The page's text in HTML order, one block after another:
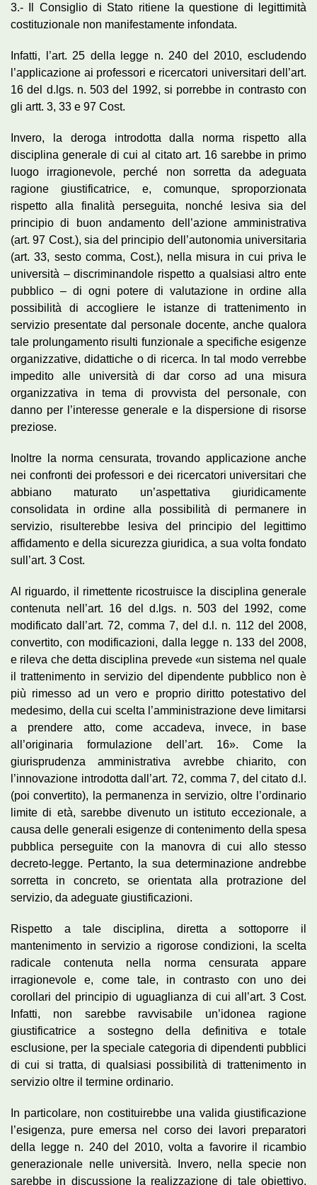
3.- Il Consiglio di Stato ritiene la questione di legittimità
costituzionale non manifestamente infondata.
Infatti, l’art. 25 della legge n. 240 del 2010, escludendo
l’applicazione ai professori e ricercatori universitari dell’art.
16 del d.lgs. n. 503 del 1992, si porrebbe in contrasto con
gli artt. 3, 33 e 97 Cost.
Invero, la deroga introdotta dalla norma rispetto alla
disciplina generale di cui al citato art. 16 sarebbe in primo
luogo irragionevole, perché non sorretta da adeguata
ragione giustificatrice, e, comunque, sproporzionata
rispetto alla finalità perseguita, nonché lesiva sia del
principio di buon andamento dell’azione amministrativa
(art. 97 Cost.), sia del principio dell’autonomia universitaria
(art. 33, sesto comma, Cost.), nella misura in cui priva le
università – discriminandole rispetto a qualsiasi altro ente
pubblico – di ogni potere di valutazione in ordine alla
possibilità di accogliere le istanze di trattenimento in
servizio presentate dal personale docente, anche qualora
tale prolungamento risulti funzionale a specifiche esigenze
organizzative, didattiche o di ricerca. In tal modo verrebbe
impedito alle università di dar corso ad una misura
organizzativa in tema di provvista del personale, con
danno per l’interesse generale e la dispersione di risorse
preziose.
Inoltre la norma censurata, trovando applicazione anche
nei confronti dei professori e dei ricercatori universitari che
abbiano maturato un’aspettativa giuridicamente
consolidata in ordine alla possibilità di permanere in
servizio, risulterebbe lesiva del principio del legittimo
affidamento e della sicurezza giuridica, a sua volta fondato
sull’art. 3 Cost.
Al riguardo, il rimettente ricostruisce la disciplina generale
contenuta nell’art. 16 del d.lgs. n. 503 del 1992, come
modificato dall’art. 72, comma 7, del d.l. n. 112 del 2008,
convertito, con modificazioni, dalla legge n. 133 del 2008,
e rileva che detta disciplina prevede «un sistema nel quale
il trattenimento in servizio del dipendente pubblico non è
più rimesso ad un vero e proprio diritto potestativo del
medesimo, della cui scelta l’amministrazione deve limitarsi
a prendere atto, come accadeva, invece, in base
all’originaria formulazione dell’art. 16». Come la
giurisprudenza amministrativa avrebbe chiarito, con
l’innovazione introdotta dall’art. 72, comma 7, del citato d.l.
(poi convertito), la permanenza in servizio, oltre l’ordinario
limite di età, sarebbe divenuto un istituto eccezionale, a
causa delle generali esigenze di contenimento della spesa
pubblica perseguite con la manovra di cui allo stesso
decreto-legge. Pertanto, la sua determinazione andrebbe
sorretta in concreto, se orientata alla protrazione del
servizio, da adeguate giustificazioni.
Rispetto a tale disciplina, diretta a sottoporre il
mantenimento in servizio a rigorose condizioni, la scelta
radicale contenuta nella norma censurata appare
irragionevole e, come tale, in contrasto con uno dei
corollari del principio di uguaglianza di cui all’art. 3 Cost.
Infatti, non sarebbe ravvisabile un’idonea ragione
giustificatrice a sostegno della definitiva e totale
esclusione, per la speciale categoria di dipendenti pubblici
di cui si tratta, di qualsiasi possibilità di trattenimento in
servizio oltre il termine ordinario.
In particolare, non costituirebbe una valida giustificazione
l’esigenza, pure emersa nel corso dei lavori preparatori
della legge n. 240 del 2010, volta a favorire il ricambio
generazionale nelle università. Invero, nella specie non
sarebbe in discussione la realizzazione di tale obiettivo,